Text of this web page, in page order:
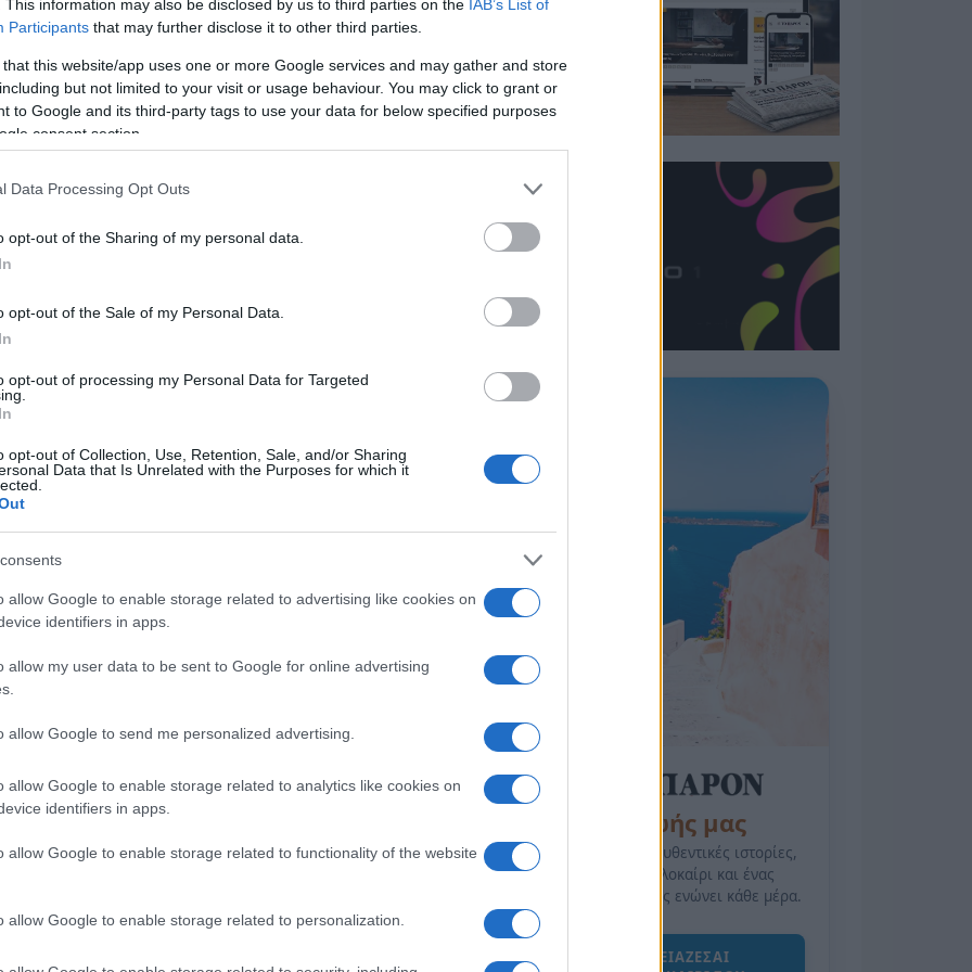
This information may also be disclosed by us to third parties on the IAB’s List of
Participants that may further disclose it to other third parties.
that this website/app uses one or more Google services and may gather and store
but not limited to your visit or usage behaviour. You may click to grant or
to Google and its third-party tags to use your data for below specified purposes
consent section.
Data Processing Opt Outs
opt-out of the Sharing of my personal data.
opt-out of the Sale of my Personal Data.
opt-out of processing my Personal Data for Targeted
opt-out of Collection, Use, Retention, Sale, and/or Sharing
Data that Is Unrelated with the Purposes for which it
allow Google to enable storage related to advertising like cookies on
identifiers in apps.
allow my user data to be sent to Google for online advertising
allow Google to send me personalized advertising.
allow Google to enable storage related to analytics like cookies on
identifiers in apps.
allow Google to enable storage related to functionality of the website
allow Google to enable storage related to personalization.
Αλλαγές στο TVXS
Πώς να ξεφλουδίζεις εύκολα το σκόρδο
της Ζωής μας
Οι άνθρωποι, οι αυθεντικές ιστορίες,
το ελληνικό καλοκαίρι και ένας
πολιτισμός που μας ενώνει κάθε μέρα.
ΟΣΑ ΧΡΕΙΑΖΕΣΑΙ